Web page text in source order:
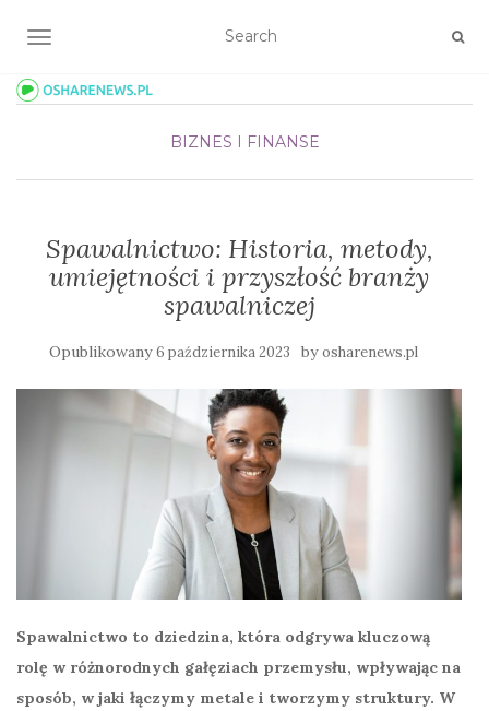
TOGGLE NAVIGATION
BIZNES I FINANSE
Spawalnictwo: Historia, metody,
umiejętności i przyszłość branży
spawalniczej
Opublikowany6 października 2023 byosharenews.pl
Spawalnictwo to dziedzina, która odgrywa kluczową
rolę w różnorodnych gałęziach przemysłu, wpływając na
sposób, w jaki łączymy metale i tworzymy struktury. W